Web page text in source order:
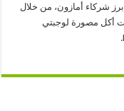
شركاء أمازون، من خلال
أكل مصورة لوجبتي